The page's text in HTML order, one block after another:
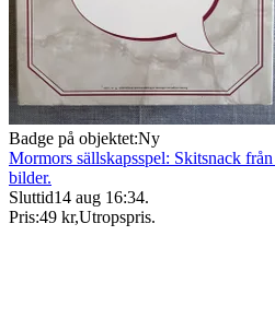
Badge på objektet:Ny
Mormors sällskapsspel: Skitsnack
bilder.
Sluttid14 aug 16:34.
Pris:49 kr,Utropspris.